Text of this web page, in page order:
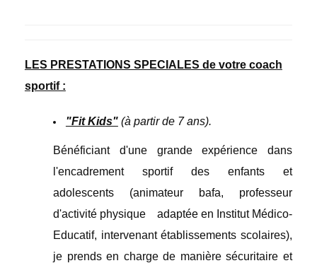
LES PRESTATIONS SPECIALES de votre coach
sportif :
"Fit Kids"(à partir de 7 ans).
Bénéficiant d'une grande expérience dans
l'encadrement sportif des enfants et
adolescents (animateur bafa, professeur
d'activité physique adaptée en Institut Médico-
Educatif, intervenant établissements scolaires),
je prends en charge de manière sécuritaire et